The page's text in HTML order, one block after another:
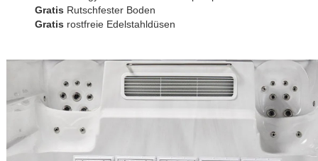
Gratis Rutschfester Boden
Gratis rostfreie Edelstahldüsen